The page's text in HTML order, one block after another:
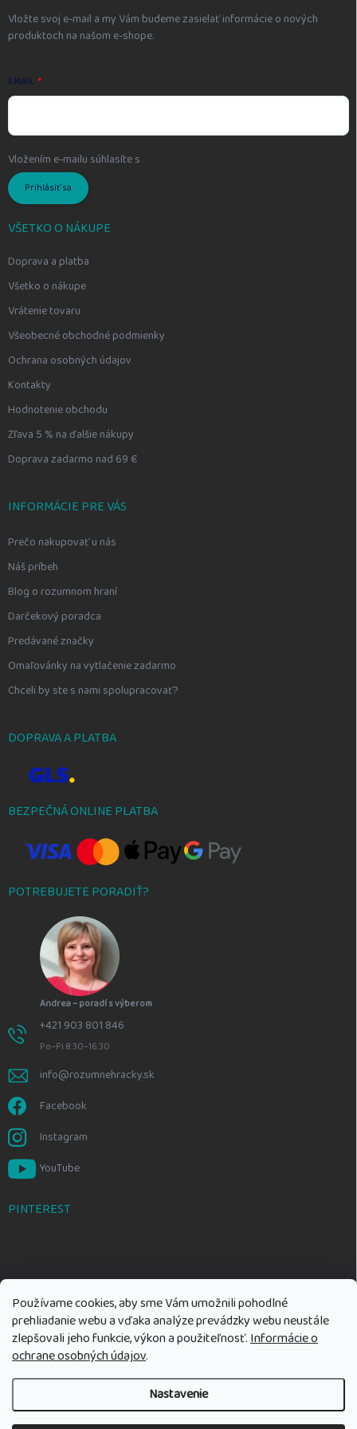
Používame cookies, aby sme Vám umožnili pohodlné
prehliadanie webu a vďaka analýze prevádzky webu neustále
zlepšovali jeho funkcie, výkon a použiteľnosť.Informácie o
ochrane osobných údajov.
Nastavenie
Vložte svoj e-mail a my Vám budeme zasielať informácie o nových
produktoch na našom e-shope.
EMAIL
Vložením e-mailu súhlasíte s
Prihlásiť sa
VŠETKO O NÁKUPE
Doprava a platba
Všetko o nákupe
Vrátenie tovaru
Všeobecné obchodné podmienky
Ochrana osobných údajov
Kontakty
Hodnotenie obchodu
Zľava 5 % na ďalšie nákupy
Doprava zadarmo nad 69 €
INFORMÁCIE PRE VÁS
Prečo nakupovať u nás
Náš príbeh
Blog o rozumnom hraní
Darčekový poradca
Predávané značky
Omaľovánky na vytlačenie zadarmo
Chceli by ste s nami spolupracovať?
DOPRAVA A PLATBA
BEZPEČNÁ ONLINE PLATBA
POTREBUJETE PORADIŤ?
Andrea – poradí s výberom
+421 903 801 846
Po–Pi 8:30–16:30
info@rozumnehracky.sk
Facebook
Instagram
YouTube
PINTEREST